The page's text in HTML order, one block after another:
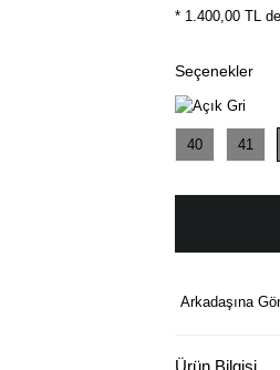
* 1.400,00 TL
Seçenekler
40 41
Arkadaşına
Ürün Bilgisi